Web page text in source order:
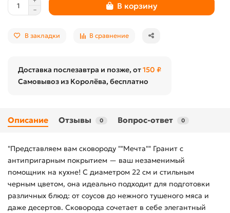
В корзину
В закладки В сравнение
Доставка послезавтра и позже, от150 ₽
Самовывоз из Королёва, бесплатно
Описание Отзывы 0 Вопрос-ответ 0
"Представляем вам сковороду ""Мечта"" Гранит с
антипригарным покрытием — ваш незаменимый
помощник на кухне! С диаметром 22 см и стильным
черным цветом, она идеально подходит для подготовки
различных блюд: от соусов до нежного тушеного мяса и
даже десертов. Сковорода сочетает в себе элегантный